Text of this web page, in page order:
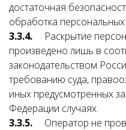
достаточная
обработка
3.3.4. Раскрытие
произведено лишь в
законодательством
требованию суда,
иных предусмотренных
Федерации случаях.
3.3.5. Оператор не